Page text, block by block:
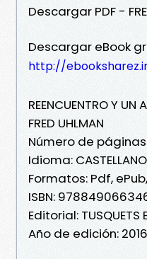
Descargar PDF -
Descargar eBook
http://
REENCUENTRO Y UN
FRED UHLMAN
Número de
Idioma: CASTELLANO
Formatos: Pdf, ePub,
ISBN:
Editorial: TUSQUETS
Año de edición: 2016